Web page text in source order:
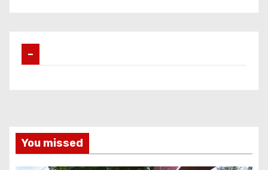
–
You missed